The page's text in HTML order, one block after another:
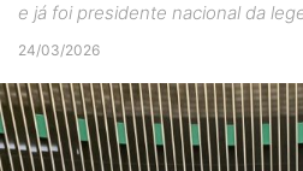
e já foi presidente nacional da
24/03/2026